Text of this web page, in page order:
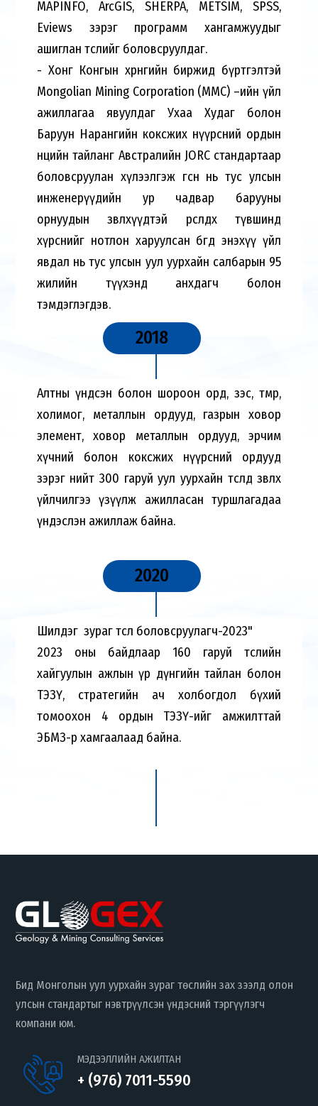
MAPINFO, ArcGIS, SHERPA, METSIM, SPSS,
Eviews зэрэг программ хангамжуудыг
ашиглан төслийг боловсруулдаг.
- Хонг Конгын хөрөнгийн биржид бүртгэлтэй
Mongolian Mining Corporation (MMC) –ийн үйл
ажиллагаа явуулдаг Ухаа Худаг болон
Баруун Нарангийн коксжих нүүрсний ордын
нөөцийн тайланг Австралийн JORC стандартаар
боловсруулан хүлээлгэж өгсөн нь тус улсын
инженерүүдийн ур чадвар барууны
орнуудын зөвлөхүүдтэй өрсөлдөх түвшинд
хүрснийг нотлон харуулсан бөгөөд энэхүү үйл
явдал нь тус улсын уул уурхайн салбарын 95
жилийн түүхэнд анхдагч болон
тэмдэглэгдэв.
2018
Алтны үндсэн болон шороон орд, зэс, төмөр,
холимог, металлын ордууд, газрын ховор
элемент, ховор металлын ордууд, эрчим
хүчний болон коксжих нүүрсний ордууд
зэрэг нийт 300 гаруй уул уурхайн төсөлд зөвлөх
үйлчилгээ үзүүлж ажилласан туршлагадаа
үндэслэн ажиллаж байна.
2020
Шилдэг зураг төсөл боловсруулагч-2023"
2023 оны байдлаар 160 гаруй төслийн
хайгуулын ажлын үр дүнгийн тайлан болон
ТЭЗҮ, стратегийн ач холбогдол бүхий
томоохон 4 ордын ТЭЗҮ-ийг амжилттай
ЭБМЗ-өөр хамгаалаад байна.
Бид Монголын уул уурхайн зураг төслийн зах зээлд олон
улсын стандартыг нэвтрүүлсэн үндэсний тэргүүлэгч
компани юм.
МЭДЭЭЛЛИЙН АЖИЛТАН
+ (976) 7011-5590